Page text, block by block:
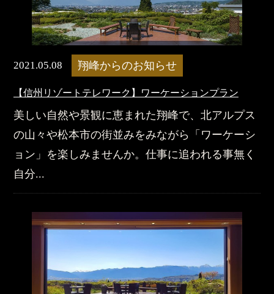
2021.05.08 翔峰からのお知らせ
【信州リゾートテレワーク】ワーケーションプラン
美しい自然や景観に恵まれた翔峰で、北アルプス
の山々や松本市の街並みをみながら「ワーケーシ
ョン」を楽しみませんか。仕事に追われる事無く
自分...